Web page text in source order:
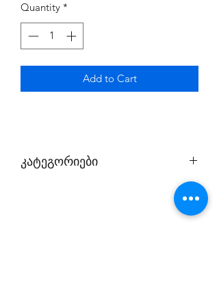
Quantity *
Add to Cart
კატეგორიები